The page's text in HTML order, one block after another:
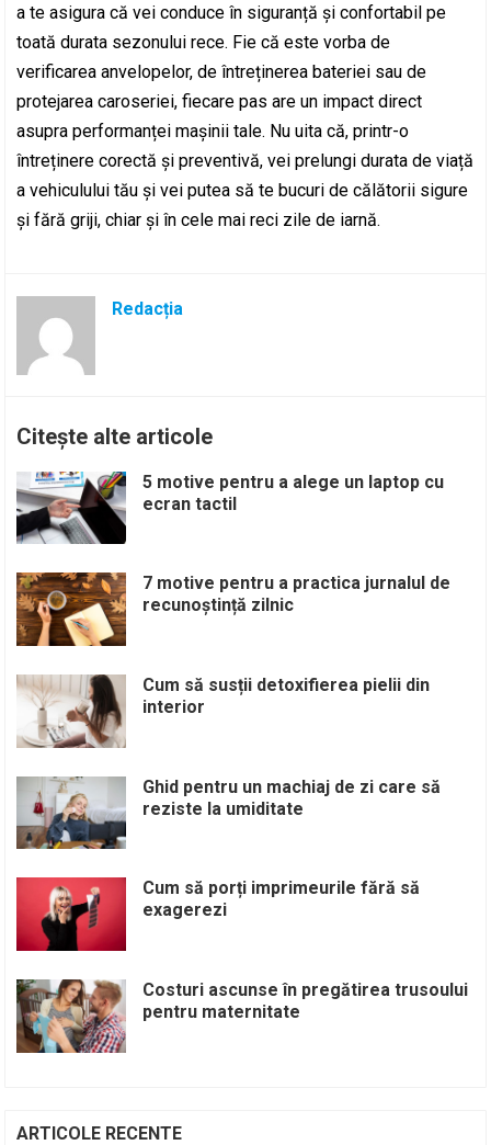
a te asigura că vei conduce în siguranță și confortabil pe
toată durata sezonului rece. Fie că este vorba de
verificarea anvelopelor, de întreținerea bateriei sau de
protejarea caroseriei, fiecare pas are un impact direct
asupra performanței mașinii tale. Nu uita că, printr-o
întreținere corectă și preventivă, vei prelungi durata de viață
a vehiculului tău și vei putea să te bucuri de călătorii sigure
și fără griji, chiar și în cele mai reci zile de iarnă.
Redacția
Citește alte articole
5 motive pentru a alege un laptop cu
ecran tactil
7 motive pentru a practica jurnalul de
recunoștință zilnic
Cum să susții detoxifierea pielii din
interior
Ghid pentru un machiaj de zi care să
reziste la umiditate
Cum să porți imprimeurile fără să
exagerezi
Costuri ascunse în pregătirea trusoului
pentru maternitate
ARTICOLE RECENTE